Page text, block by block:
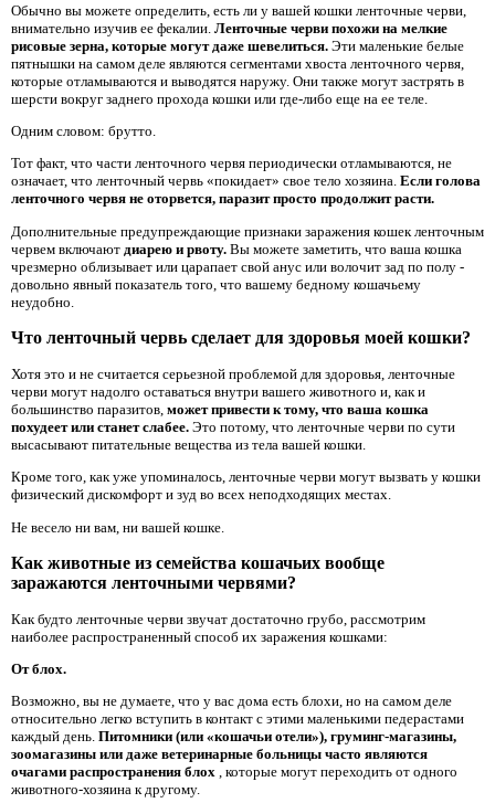
Обычно вы можете определить, есть ли у вашей кошки ленточные черви,
внимательно изучив ее фекалии. Ленточные черви похожи на мелкие
рисовые зерна, которые могут даже шевелиться. Эти маленькие белые
пятнышки на самом деле являются сегментами хвоста ленточного червя,
которые отламываются и выводятся наружу. Они также могут застрять в
шерсти вокруг заднего прохода кошки или где-либо еще на ее теле.
Одним словом: брутто.
Тот факт, что части ленточного червя периодически отламываются, не
означает, что ленточный червь «покидает» свое тело хозяина. Если голова
ленточного червя не оторвется, паразит просто продолжит расти.
Дополнительные предупреждающие признаки заражения кошек ленточным
червем включают диарею и рвоту. Вы можете заметить, что ваша кошка
чрезмерно облизывает или царапает свой анус или волочит зад по полу -
довольно явный показатель того, что вашему бедному кошачьему
неудобно.
Что ленточный червь сделает для здоровья моей кошки?
Хотя это и не считается серьезной проблемой для здоровья, ленточные
черви могут надолго оставаться внутри вашего животного и, как и
большинство паразитов, может привести к тому, что ваша кошка
похудеет или станет слабее. Это потому, что ленточные черви по сути
высасывают питательные вещества из тела вашей кошки.
Кроме того, как уже упоминалось, ленточные черви могут вызвать у кошки
физический дискомфорт и зуд во всех неподходящих местах.
Не весело ни вам, ни вашей кошке.
Как животные из семейства кошачьих вообще
заражаются ленточными червями?
Как будто ленточные черви звучат достаточно грубо, рассмотрим
наиболее распространенный способ их заражения кошками:
От блох.
Возможно, вы не думаете, что у вас дома есть блохи, но на самом деле
относительно легко вступить в контакт с этими маленькими педерастами
каждый день. Питомники (или «кошачьи отели»), груминг-магазины,
зоомагазины или даже ветеринарные больницы часто являются
очагами распространения блох , которые могут переходить от одного
животного-хозяина к другому.